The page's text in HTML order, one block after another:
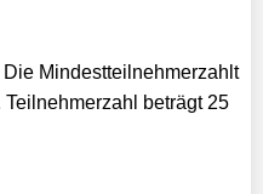
Mindestteilnehmerzahlt
beträgt 25